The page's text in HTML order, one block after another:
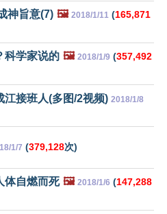
神旨意(7) 🖼️ 2018/1/11 (165,871
科学家说的 🖼️ 2018/1/9 (357,492
江接班人(多图/2视频) 2018/1/8
1/7 (379,128次)
体自燃而死 🖼️ 2018/1/6 (147,288